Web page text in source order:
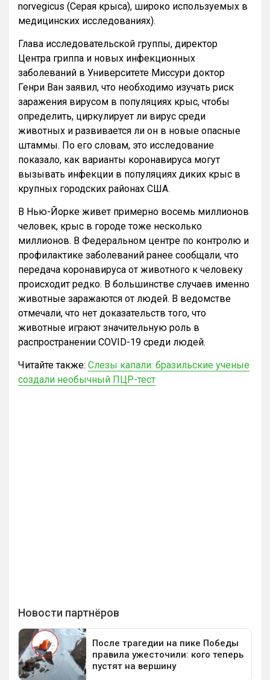
norvegicus (Серая крыса), широко используемых в
медицинских исследованиях).
Глава исследовательской группы, директор
Центра гриппа и новых инфекционных
заболеваний в Университете Миссури доктор
Генри Ван заявил, что необходимо изучать риск
заражения вирусом в популяциях крыс, чтобы
определить, циркулирует ли вирус среди
животных и развивается ли он в новые опасные
штаммы. По его словам, это исследование
показало, как варианты коронавируса могут
вызывать инфекции в популяциях диких крыс в
крупных городских районах США.
В Нью-Йорке живет примерно восемь миллионов
человек, крыс в городе тоже несколько
миллионов. В Федеральном центре по контролю и
профилактике заболеваний ранее сообщали, что
передача коронавируса от животного к человеку
происходит редко. В большинстве случаев именно
животные заражаются от людей. В ведомстве
отмечали, что нет доказательств того, что
животные играют значительную роль в
распространении COVID-19 среди людей.
Читайте также: Слезы капали: бразильские ученые
создали необычный ПЦР-тест